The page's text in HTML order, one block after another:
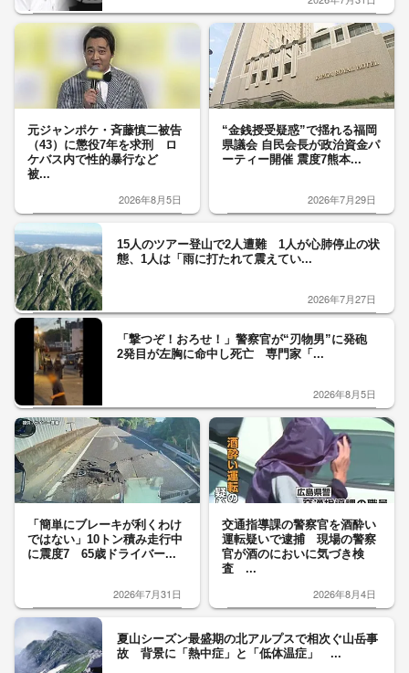
元ジャンポケ・斉藤慎二被告
（43）に懲役7年を求刑 ロ
ケバス内で性的暴行など
被...
2026年8月5日
“金銭授受疑惑”で揺れる福岡
県議会 自民会長が政治資金パ
ーティー開催 震度7熊本...
2026年7月29日
15人のツアー登山で2人遭難 1人が心肺停止の状
態、1人は「雨に打たれて震えてい...
2026年7月27日
「撃つぞ！おろせ！」警察官が“刃物男”に発砲
2発目が左胸に命中し死亡 専門家「...
2026年8月5日
「簡単にブレーキが利くわけ
ではない」10トン積み走行中
に震度7 65歳ドライバー...
2026年7月31日
交通指導課の警察官を酒酔い
運転疑いで逮捕 現場の警察
官が酒のにおいに気づき検
査 ...
2026年8月4日
夏山シーズン最盛期の北アルプスで相次ぐ山岳事
故 背景に「熱中症」と「低体温症」 ...